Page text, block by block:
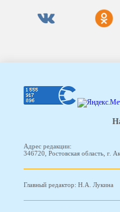
Адрес редакции:
346720, Ростовская область, г.
Главный редактор: Н.А. Лукина